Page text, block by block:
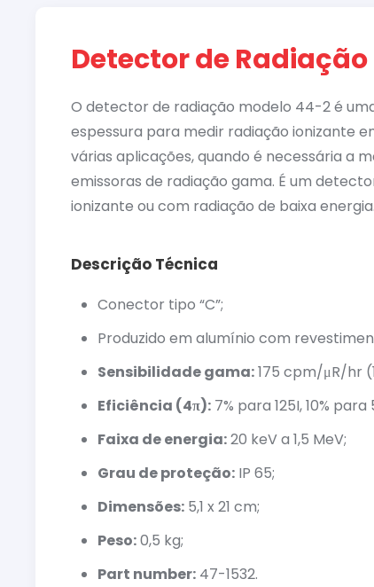
Detector de
O detector de radiação modelo 44-2 é
espessura para medir radiação ionizante
várias aplicações, quando é necessária a
emissoras de radiação gama. É um
ionizante ou com radiação de baixa energia.
Descrição Técnica
Conector tipo “C”;
Produzido em alumínio com
Sensibilidade gama:175 cpm/μR/hr
Eficiência (4π): 7% para 125I, 10%
Faixa de energia:20 keV a 1,5 MeV;
Grau de proteção: IP 65;
Dimensões: 5,1 x 21 cm;
Peso:0,5 kg;
Part number: 47-1532.